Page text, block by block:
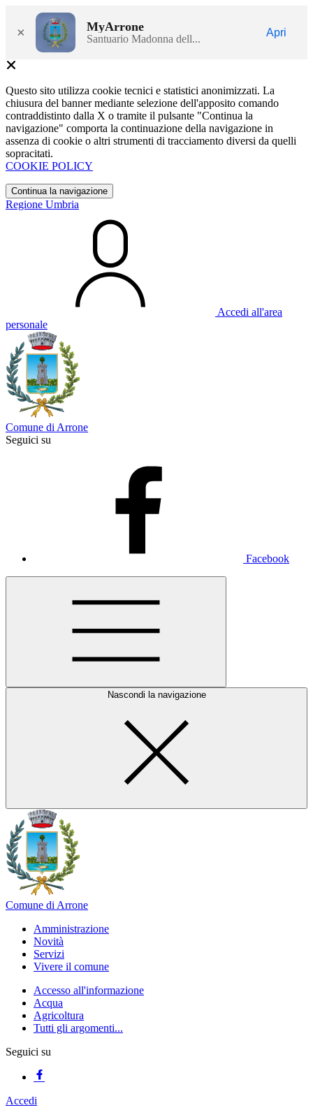
× MyArrone
Santuario Madonna dell...
Apri
Questo sito utilizza cookie tecnici e statistici anonimizzati. La
chiusura del banner mediante selezione dell'apposito comando
contraddistinto dalla X o tramite il pulsante "Continua la
navigazione" comporta la continuazione della navigazione in
assenza di cookie o altri strumenti di tracciamento diversi da quelli
sopracitati.
COOKIE POLICY
Continua la navigazione
Regione Umbria
Accedi all'area
personale
Comune di Arrone
Seguici su
Facebook
Nascondi la navigazione
Comune di Arrone
Amministrazione
Novità
Servizi
Vivere il comune
Accesso all'informazione
Acqua
Agricoltura
Tutti gli argomenti...
Seguici su
Accedi